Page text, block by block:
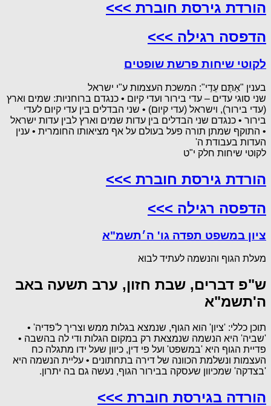
הורדת גירסת חוברת >>>
הדפסה רגילה >>>
לקוטי שיחות פרשת שופטים
בענין "אַתֶּם עֵדַי": המשכת העצמות ע"י ישראל
שני סוגי עדים – עדי בירור ועדי קיום • כנגדם ברוחניות: שמים וארץ
(עדי בירור), וישראל (עדי קיום) • שני הבדלים בין עדי קיום לעדי
בירור • כנגדם שני הבדלים בין עדות שמים וארץ לבין עדות ישראל
• התוקף שמתן תורה פעל בעולם על אף מציאותו החומרית • ענין
העדות בעבודת ה'
לקוטי שיחות חלק י"ט
הורדת גירסת חוברת >>>
הדפסה רגילה >>>
ציון במשפט תפדה גו' ה׳תשמ"א
מעלת הגוף והנשמה לעתיד לבוא
ש"פ דברים, שבת חזון, ערב תשעה באב
ה'תשמ"א
תוכן כללי: 'ציון' הוא הגוף, שנמצא בגלות ממש וצריך ל'פדיה' •
'שביה' היא הנשמה שנמצאת רק במקום הגלות ודי לה בהשבה •
פדיית הגוף היא 'במשפט' ועל פי דין, כיוון שעל ידו מתגלה כח
העצמות ונשלמת הכוונה של דירה בתחתונים • עליית הנשמה היא
'בצדקה' שמכיוון שעסקה בבירור הגוף, נעשה גם בה יתרון.
הורדה בגירסת חוברת >>>